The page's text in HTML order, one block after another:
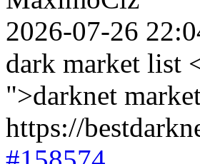
2026-07-26
dark market list
">darknet
https://